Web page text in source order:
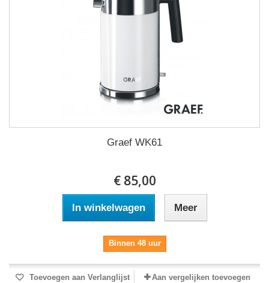
Graef WK61
€ 85,00
In winkelwagen Meer
Binnen 48 uur
Toevoegen aan Verlanglijst Aan vergelijken toevoegen